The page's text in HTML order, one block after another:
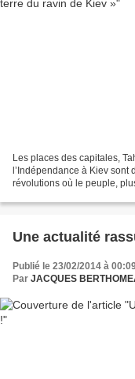
Les places des capitales,
l’Indépendance à Kiev
révolutions où le peuple,
Une actualité
Publié le 23/02/2014 à
Par JACQUES